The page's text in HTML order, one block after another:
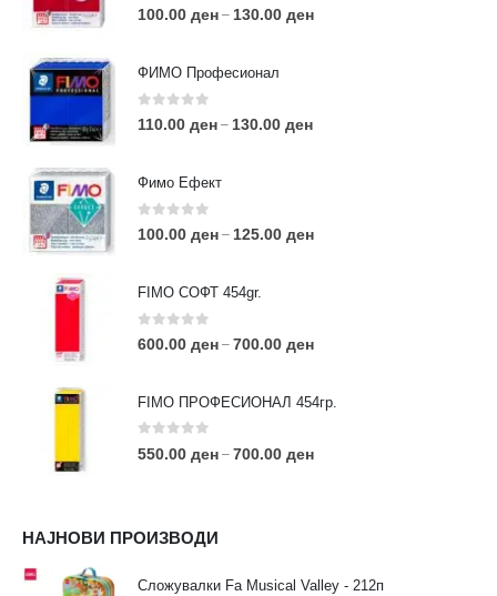
0 out of 5
100.00 ден – 130.00 ден
ФИМО Професионал
0out of 5
110.00 ден – 130.00 ден
Фимо Ефект
0 out of 5
100.00 ден – 125.00 ден
FIMO СОФТ 454gr.
0 out of 5
600.00 ден – 700.00 ден
FIMO ПРОФЕСИОНАЛ 454гр.
0out of 5
550.00 ден – 700.00 ден
НАЈНОВИ ПРОИЗВОДИ
Сложувалки Fa Musical Valley - 212п
АДРЕСА:
ул. 3та Македонска Бригада бр.46